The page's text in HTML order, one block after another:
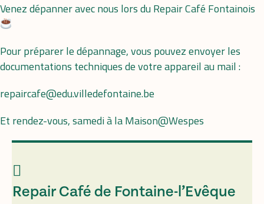
Venez dépanner avec nous lors du Repair Café Fontainois
Pour préparer le dépannage, vous pouvez envoyer les
documentations techniques de votre appareil au mail :
repaircafe@edu.villedefontaine.be
Et rendez-vous, samedi à la Maison@Wespes
Repair Café de Fontaine-l’Evêque